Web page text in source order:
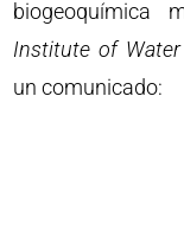
biogeoquímica
Institute of
un comunicado: